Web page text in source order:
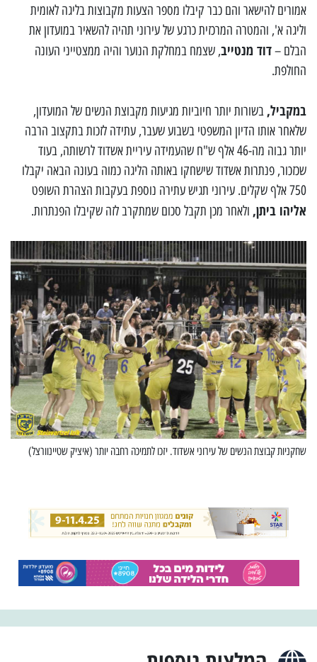
אמורים להישאר והם כבר קיבלו מספר הצעות מקבוצות בליגה לאומית
וליגה א', והמטרה המרכזית כרגע של עירוני תהיה להשאיר במועדון את
הבלם –דוד מנטייב, שצמח במחלקת הנוער והיה ממצטייני העונה
החולפת.
במקביל, בשורות יותר חיוביות מגיעות מקבוצת הנשים של המועדון,
שלאחר אותו הדיון המשפטי בשבוע שעבר, עתידה לזכות בתקצוב הרבה
יותר גבוה מה-46 אלף ש"ח שהעמידה עיריית אשדוד לרשותה, בעוד
שכזכור, פנתרות אשדוד שישחקו באותה הליגה כמוה בעונה הבאה יקבלו
750 אלף שקלים. עירוני תגיש עתירה נוספת בעקבות הצהרת השופט
אליהו ביתן, ולאחר מכן תקבל סכום שמתקרב לזה שקיבלו הפנתרות.
שחקניות קבוצת הנשים של עירוני אשדוד. יזכו לתמיכה רחבה יותר (איציק שטיינוורצל)